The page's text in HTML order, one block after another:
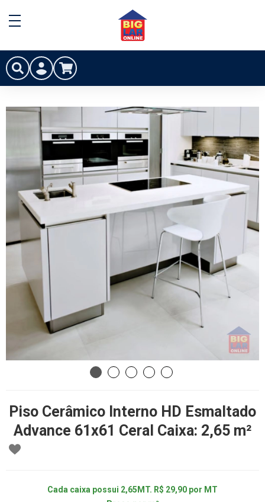
Piso Cerâmico Interno HD Esmaltado
Advance 61x61 Ceral Caixa: 2,65 m²
Cada caixa possui 2,65MT. R$ 29,90 por MT